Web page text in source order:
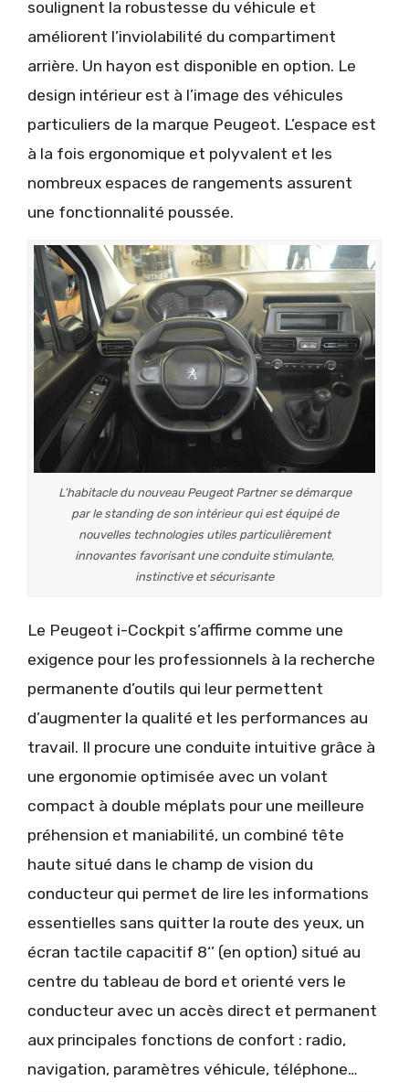
soulignent la robustesse du véhicule et
améliorent l’inviolabilité du compartiment
arrière. Un hayon est disponible en option. Le
design intérieur est à l’image des véhicules
particuliers de la marque Peugeot. L’espace est
à la fois ergonomique et polyvalent et les
nombreux espaces de rangements assurent
une fonctionnalité poussée.
L’habitacle du nouveau Peugeot Partner se démarque
par le standing de son intérieur qui est équipé de
nouvelles technologies utiles particulièrement
innovantes favorisant une conduite stimulante,
instinctive et sécurisante
Le Peugeot i-Cockpit s’affirme comme une
exigence pour les professionnels à la recherche
permanente d’outils qui leur permettent
d’augmenter la qualité et les performances au
travail. Il procure une conduite intuitive grâce à
une ergonomie optimisée avec un volant
compact à double méplats pour une meilleure
préhension et maniabilité, un combiné tête
haute situé dans le champ de vision du
conducteur qui permet de lire les informations
essentielles sans quitter la route des yeux, un
écran tactile capacitif 8‘’ (en option) situé au
centre du tableau de bord et orienté vers le
conducteur avec un accès direct et permanent
aux principales fonctions de confort : radio,
navigation, paramètres véhicule, téléphone…